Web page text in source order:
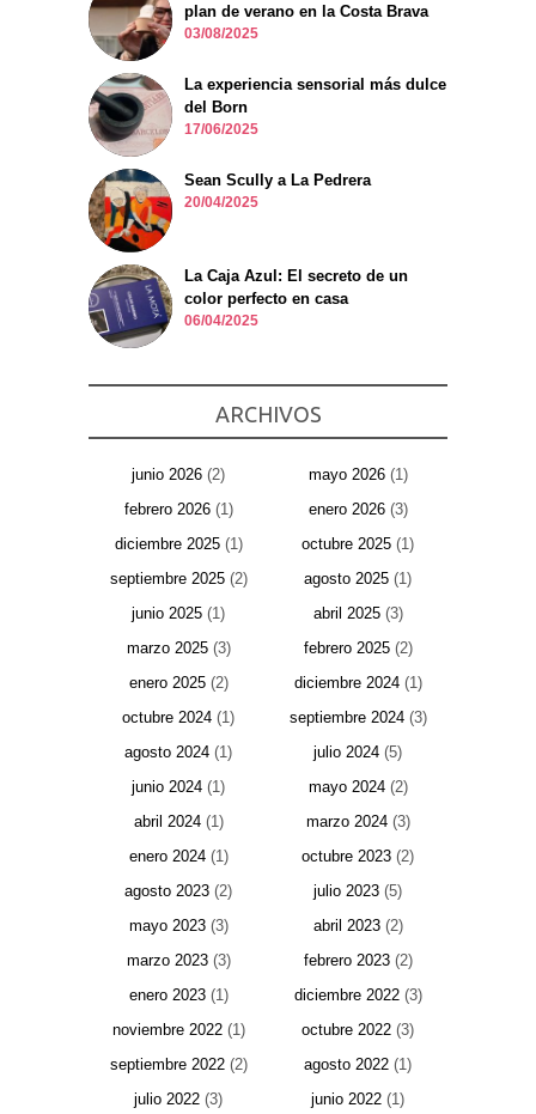
plan de verano en la Costa Brava
03/08/2025
La experiencia sensorial más dulce
del Born
17/06/2025
Sean Scully a La Pedrera
20/04/2025
La Caja Azul: El secreto de un
color perfecto en casa
06/04/2025
ARCHIVOS
junio 2026 (2) mayo 2026(1)
febrero 2026(1) enero 2026(3)
diciembre 2025(1) octubre 2025 (1)
septiembre 2025(2) agosto 2025 (1)
junio 2025 (1) abril 2025(3)
marzo 2025(3) febrero 2025(2)
enero 2025(2) diciembre 2024(1)
octubre 2024 (1) septiembre 2024(3)
agosto 2024 (1) julio 2024 (5)
junio 2024 (1) mayo 2024(2)
abril 2024(1) marzo 2024(3)
enero 2024(1) octubre 2023 (2)
agosto 2023 (2) julio 2023 (5)
mayo 2023(3) abril 2023(2)
marzo 2023(3) febrero 2023(2)
enero 2023(1) diciembre 2022(3)
noviembre 2022(1) octubre 2022 (3)
septiembre 2022(2) agosto 2022 (1)
julio 2022 (3) junio 2022 (1)